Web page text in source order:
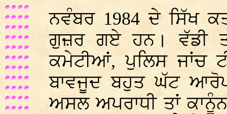
ਨਵੰਬਰ 1984 ਦੇ ਸਿੱਖ
ਗੁਜ਼ਰ ਗਏ ਹਨ। ਵੱਡੀ
ਕਮੇਟੀਆਂ, ਪੁਲਿਸ ਜਾਂਚ
ਬਾਵਜੂਦ ਬਹੁਤ ਘੱਟ
ਅਸਲ ਅਪਰਾਧੀ ਤਾਂ